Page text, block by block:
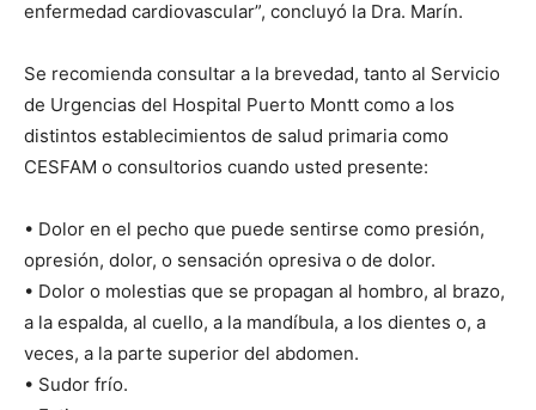
enfermedad cardiovascular”, concluyó la Dra. Marín.
Se recomienda consultar a la brevedad, tanto al Servicio
de Urgencias del Hospital Puerto Montt como a los
distintos establecimientos de salud primaria como
CESFAM o consultorios cuando usted presente:
• Dolor en el pecho que puede sentirse como presión,
opresión, dolor, o sensación opresiva o de dolor.
• Dolor o molestias que se propagan al hombro, al brazo,
a la espalda, al cuello, a la mandíbula, a los dientes o, a
veces, a la parte superior del abdomen.
• Sudor frío.